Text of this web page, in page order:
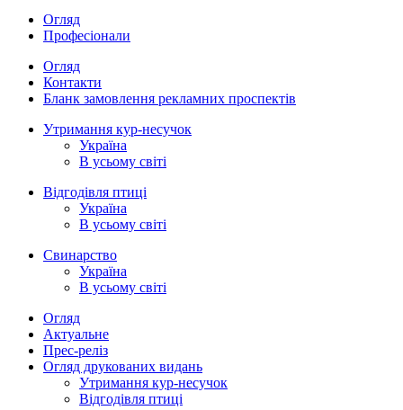
Огляд
Професіонали
Огляд
Контакти
Бланк замовлення рекламних проспектів
Утримання кур-несучок
Україна
В усьому світі
Відгодівля птиці
Україна
В усьому світі
Свинарство
Україна
В усьому світі
Огляд
Актуальне
Прес-реліз
Огляд друкованих видань
Утримання кур-несучок
Відгодівля птиці